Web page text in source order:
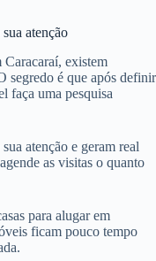
atenção
Caracaraí, existem
segredo é que após definir
faça uma pesquisa
atenção e geram real
as visitas o quanto
para alugar em
ficam pouco tempo